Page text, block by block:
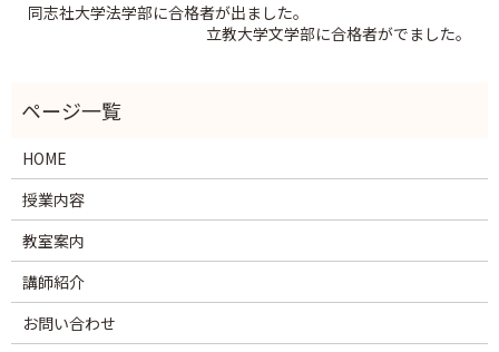
同志社大学法学部に合格者が出ました。
立教大学文学部に合格者がでました。
HOME
授業内容
教室案内
講師紹介
お問い合わせ